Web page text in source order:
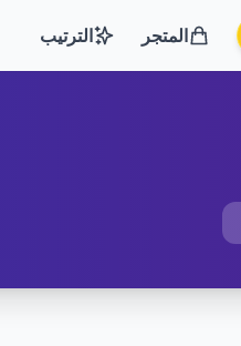
المتجر الترتيب